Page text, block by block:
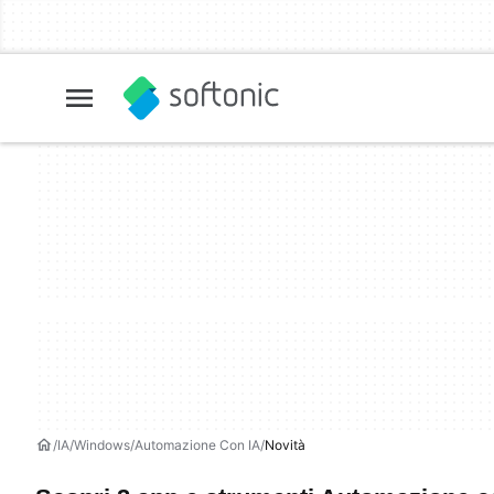
IA Windows Automazione Con IA Novità